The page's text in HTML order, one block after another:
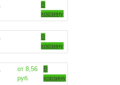
В
корзину
В
корзину
от 8,56
руб.
В
корзину